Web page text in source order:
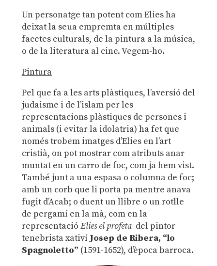
Un personatge tan potent com Elies ha
deixat la seua empremta en múltiples
facetes culturals, de la pintura a la música,
o de la literatura al cine. Vegem-ho.
Pintura
Pel que fa a les arts plàstiques, l’aversió del
judaisme i de l’islam per les
representacions plàstiques de persones i
animals (i evitar la idolatria) ha fet que
només trobem imatges d’Elies en l’art
cristià, on pot mostrar com atributs anar
muntat en un carro de foc, com ja hem vist.
També junt a una espasa o columna de foc;
amb un corb que li porta pa mentre anava
fugit d’Acab; o duent un llibre o un rotlle
de pergamí en la mà, com en la
representació Elies el profetadel pintor
tenebrista xativí Josep de Ribera, “lo
Spagnoletto” (1591-1652), d’època barroca.